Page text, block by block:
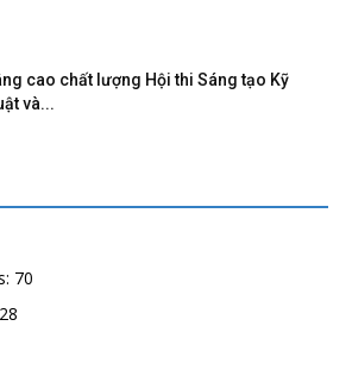
cao chất lượng Hội thi Sáng tạo Kỹ
và...
70